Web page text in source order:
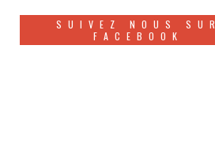
SUIVEZ NOUS SUR
FACEBOOK